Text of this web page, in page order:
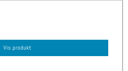
Vis produkt